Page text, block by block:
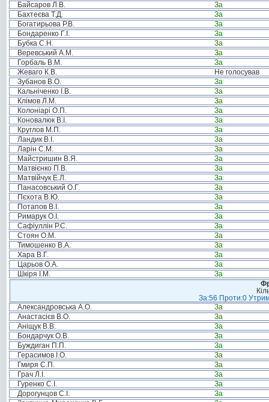
Байсаров Л.В.
За
Бахтеєва Т.Д.
За
Богатирьова Р.В.
За
Бондаренко Г.І.
За
Бубка С.Н.
За
Веревський А.М.
За
Горбаль В.М.
За
Жеваго К.В.
Не голосував
Зубанов В.О.
За
Кальніченко І.В.
За
Клімов Л.М.
За
Колоніарі О.П.
За
Коновалюк В.І.
За
Круглов М.П.
За
Ландик В.І.
За
Ларін С.М.
За
Майстришин В.Я.
За
Матвієнко П.В.
За
Матвійчук Е.Л.
За
Панасовський О.Г.
За
Пєхота В.Ю.
За
Потапов В.І.
За
Римарук О.І.
За
Сафіуллін Р.С.
За
Стоян О.М.
За
Тимошенко В.А.
За
Хара В.Г.
За
Царьов О.А.
За
Шкіря І.М.
За
За:56 Проти:0
Александровська А.О.
За
Анастасієв В.О.
За
Аніщук В.В.
За
Бондарчук О.В.
За
Буждиган П.П.
За
Герасимов І.О.
За
Гмиря С.П.
За
Грач Л.І.
За
Гуренко С.І.
За
Дорогунцов С.І.
За